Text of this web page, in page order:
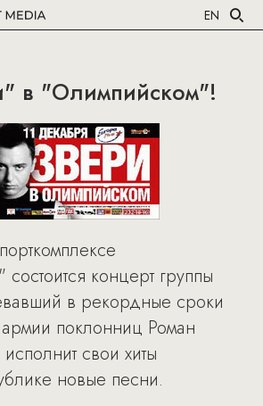
EN
в "Олимпийском"!
концерт группы
в рекордные сроки
поклонниц Роман
свои хиты
новые песни.